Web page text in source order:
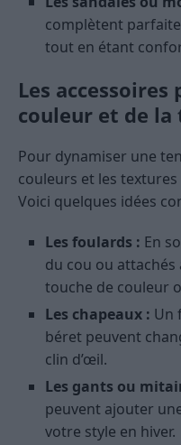
complètent
tout en étant
Les
couleur et de
Pour dynamiser une
couleurs et les
Voici quelques idées
Les foulards : En
du cou ou
touche de couleur
Les chapeaux : Un
béret peuvent
clin d’œil.
Les gants ou
peuvent ajouter
votre style en hiver.